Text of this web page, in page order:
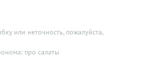
или неточность, пожалуйста,
про салаты